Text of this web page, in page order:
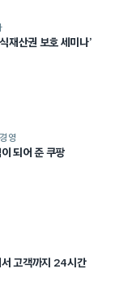
재산권 보호 세미나’
영
되어 준 쿠팡
고객까지 24시간